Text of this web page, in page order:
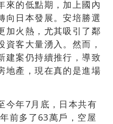
來的低點期，加上國內
向日本發展。安培勝選
加火熱，尤其吸引了鄰
客大量湧入。然而，
建案仍持續推行，導致
地產，現在真的是進場
今年7月底，日本共有
前多了63萬戶，空屋